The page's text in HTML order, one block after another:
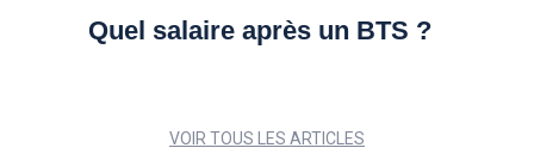
Quel salaire après un BTS ?
VOIR TOUS LES ARTICLES